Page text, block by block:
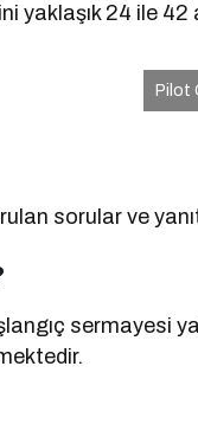
yaklaşık 24 ile 42
Pilot
sorular ve
sermayesi